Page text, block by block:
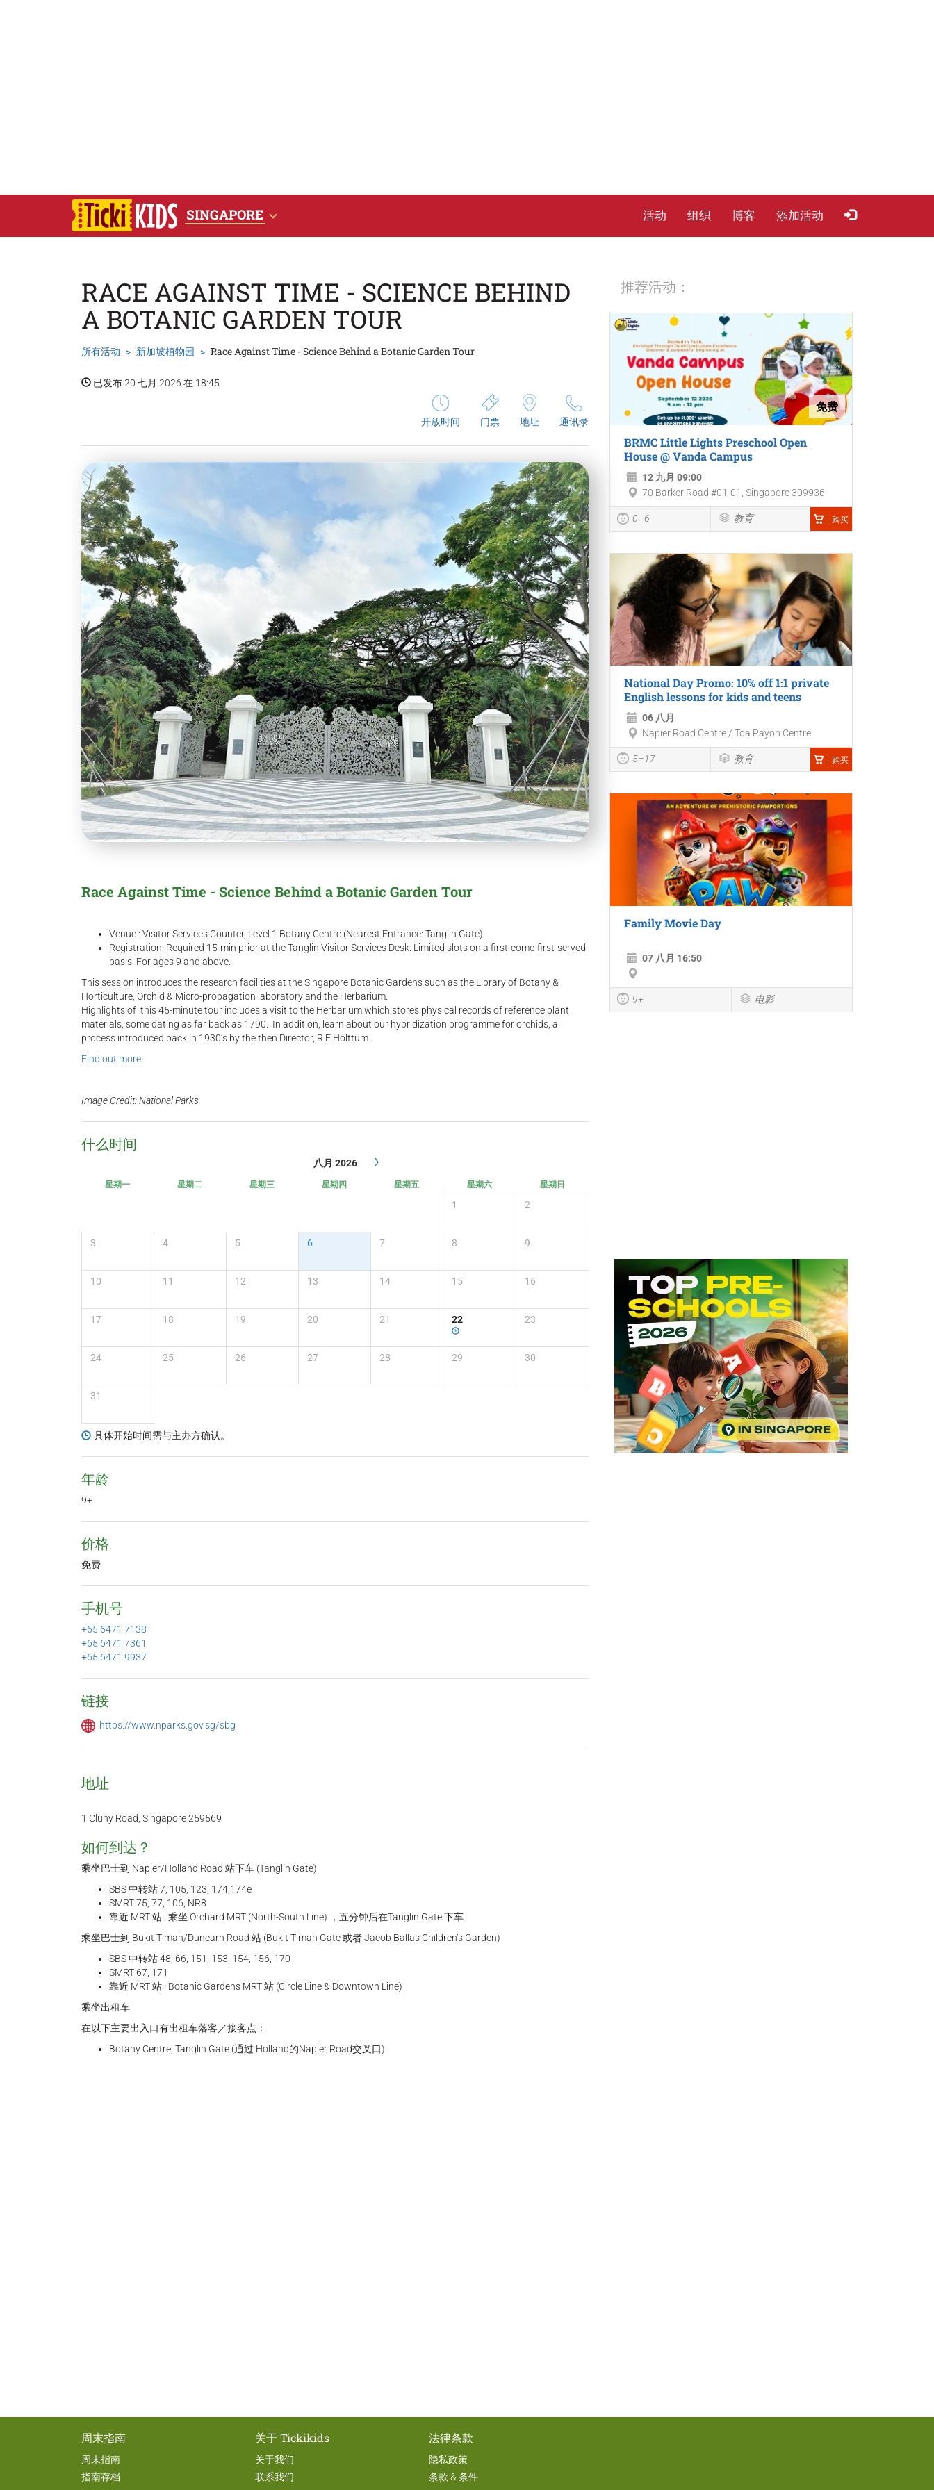
SINGAPORE 活动 组织 博客 添加活动
RACE AGAINST TIME - SCIENCE BEHIND
A BOTANIC GARDEN TOUR
所有活动 新加坡植物园 Race Against Time - Science Behind a Botanic Garden Tour
已发布 20 七月 2026 在 18:45
开放时间 门票 地址 通讯录
Race Against Time - Science Behind a Botanic Garden Tour
Venue : Visitor Services Counter, Level 1 Botany Centre (Nearest Entrance: Tanglin Gate)
Registration: Required 15-min prior at the Tanglin Visitor Services Desk. Limited slots on a first-come-first-served
basis. For ages 9 and above.
This session introduces the research facilities at the Singapore Botanic Gardens such as the Library of Botany &
Horticulture, Orchid & Micro-propagation laboratory and the Herbarium.
Highlights of this 45-minute tour includes a visit to the Herbarium which stores physical records of reference plant
materials, some dating as far back as 1790. In addition, learn about our hybridization programme for orchids, a
process introduced back in 1930’s by the then Director, R.E Holttum.
Find out more
Image Credit: National Parks
什么时间
八月 2026 ›
星期一 星期二 星期三 星期四 星期五 星期六 星期日
1 2
3 4 5 6 7 8 9
10 11 12 13 14 15 16
17 18 19 20 21 22 23
24 25 26 27 28 29 30
31
具体开始时间需与主办方确认。
年龄
9+
价格
免费
手机号
+65 6471 7138
+65 6471 7361
+65 6471 9937
链接
https://www.nparks.gov.sg/sbg
地址
1 Cluny Road, Singapore 259569
如何到达？
乘坐巴士到 Napier/Holland Road 站下车 (Tanglin Gate)
SBS 中转站 7, 105, 123, 174,174e
SMRT 75, 77, 106, NR8
靠近 MRT 站 : 乘坐 Orchard MRT (North-South Line) ，五分钟后在Tanglin Gate 下车
乘坐巴士到 Bukit Timah/Dunearn Road 站 (Bukit Timah Gate 或者 Jacob Ballas Children’s Garden)
SBS 中转站 48, 66, 151, 153, 154, 156, 170
SMRT 67, 171
靠近 MRT 站 : Botanic Gardens MRT 站 (Circle Line & Downtown Line)
乘坐出租车
在以下主要出入口有出租车落客／接客点：
Botany Centre, Tanglin Gate (通过 Holland的Napier Road交叉口)
推荐活动：
免费
BRMC Little Lights Preschool Open
House @ Vanda Campus
12 九月 09:00
70 Barker Road #01-01, Singapore 309936
0–6 教育 购买
National Day Promo: 10% off 1:1 private
English lessons for kids and teens
06 八月
Napier Road Centre / Toa Payoh Centre
5–17 教育 购买
Family Movie Day
07 八月 16:50
9+ 电影
周末指南
周末指南
指南存档
关于 Tickikids
关于我们
联系我们
法律条款
隐私政策
条款 & 条件